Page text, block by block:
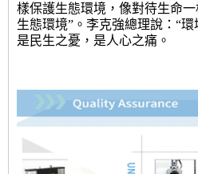
樣保護生態環境，像對待生命
生態環境”。李克強總理說：“環
是民生之憂，是人心之痛。